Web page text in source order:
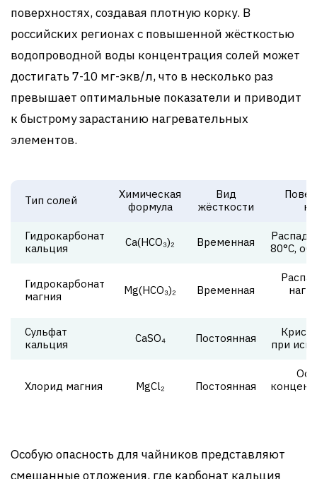
поверхностях, создавая плотную корку. В
российских регионах с повышенной жёсткостью
водопроводной воды концентрация солей может
достигать 7-10 мг-экв/л, что в несколько раз
превышает оптимальные показатели и приводит
к быстрому зарастанию нагревательных
элементов.
Тип солей
Химическая
формула
Вид
жёсткости
Гидрокарбонат
кальция
Ca(HCO₃)₂ Временная
80°C,
Гидрокарбонат
магния
Mg(HCO₃)₂ Временная
Сульфат
кальция
CaSO₄ Постоянная
при
Хлорид магния MgCl₂ Постоянная
Особую опасность для чайников представляют
смешанные отложения, где карбонат кальция